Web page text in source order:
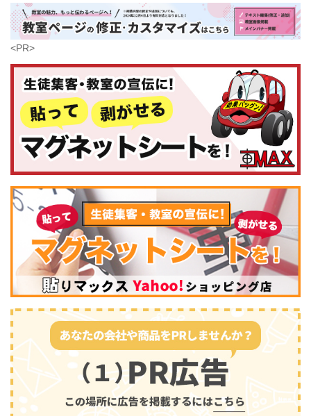
沖縄県
コンピュータ・科学(441)
幼児教育(681)
<PR>